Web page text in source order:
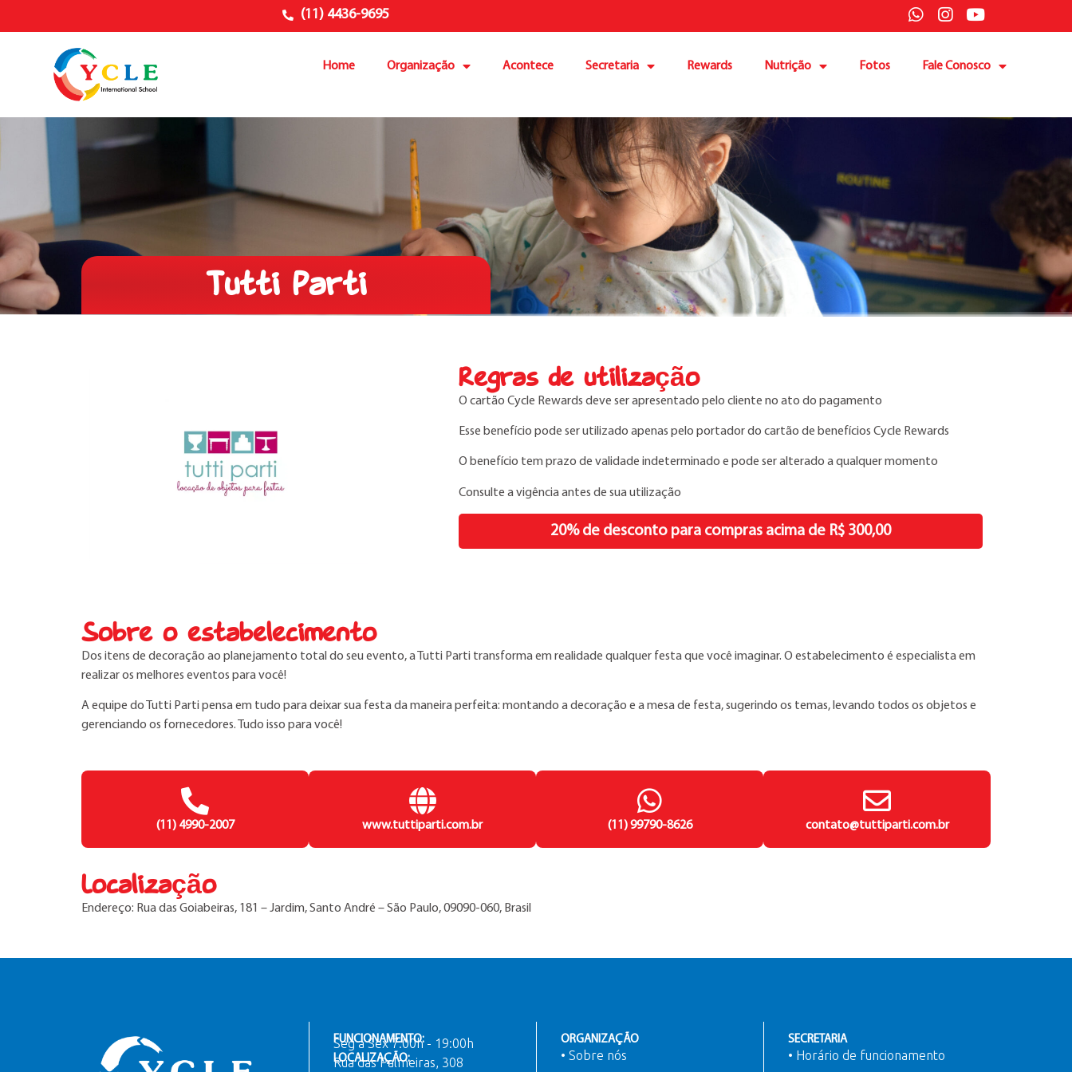
(11) 4436-9695
Home Organização Acontece Secretaria Rewards Nutrição Fotos Fale Conosco
Tutti Parti
Regras de utilização
O cartão Cycle Rewards deve ser apresentado pelo cliente no ato do pagamento
Esse benefício pode ser utilizado apenas pelo portador do cartão de benefícios Cycle Rewards
O benefício tem prazo de validade indeterminado e pode ser alterado a qualquer momento
Consulte a vigência antes de sua utilização
20% de desconto para compras acima de R$ 300,00
Sobre o estabelecimento
Dos itens de decoração ao planejamento total do seu evento, a Tutti Parti transforma em realidade qualquer festa que você imaginar. O estabelecimento é especialista em
realizar os melhores eventos para você!
A equipe do Tutti Parti pensa em tudo para deixar sua festa da maneira perfeita: montando a decoração e a mesa de festa, sugerindo os temas, levando todos os objetos e
gerenciando os fornecedores. Tudo isso para você!
(11) 4990-2007 www.tuttiparti.com.br (11) 99790-8626 contato@tuttiparti.com.br
Localização
Endereço: Rua das Goiabeiras, 181 – Jardim, Santo André – São Paulo, 09090-060, Brasil
FUNCIONAMENTO:
Seg a Sex 7:00h - 19:00h
LOCALIZAÇÃO:
Rua das Palmeiras, 308
ORGANIZAÇÃO
• Sobre nós
SECRETARIA
• Horário de funcionamento